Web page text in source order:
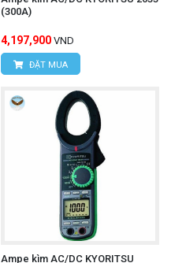
(300A)
4,197,900 VND
ĐẶT MUA
Ampe kìm AC/DC KYORITSU